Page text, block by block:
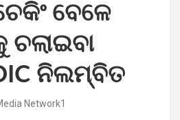
ବେଳେ
ଚଲାଇବା
ନିଲମ୍ବିତ
Network1